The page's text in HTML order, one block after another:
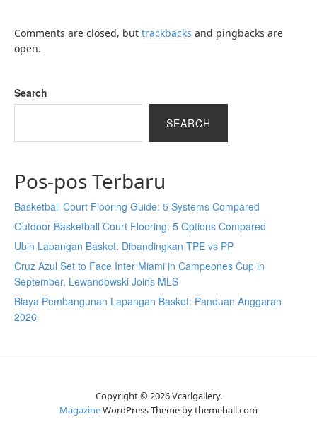
Comments are closed, but trackbacks and pingbacks are
open.
Search
SEARCH
Pos-pos Terbaru
Basketball Court Flooring Guide: 5 Systems Compared
Outdoor Basketball Court Flooring: 5 Options Compared
Ubin Lapangan Basket: Dibandingkan TPE vs PP
Cruz Azul Set to Face Inter Miami in Campeones Cup in
September, Lewandowski Joins MLS
Biaya Pembangunan Lapangan Basket: Panduan Anggaran
2026
Copyright © 2026 Vcarlgallery.
MagazineWordPress Theme by themehall.com